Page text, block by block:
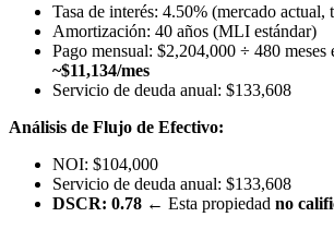
Tasa de interés: 4.50% (mercado
Amortización: 40 años (MLI estándar)
Pago mensual: $2,204,000 ÷ 480 meses
~$11,134/mes
Servicio de deuda anual: $133,608
Análisis de Flujo de Efectivo:
NOI: $104,000
Servicio de deuda anual: $133,608
DSCR: 0.78 ← Esta propiedad no